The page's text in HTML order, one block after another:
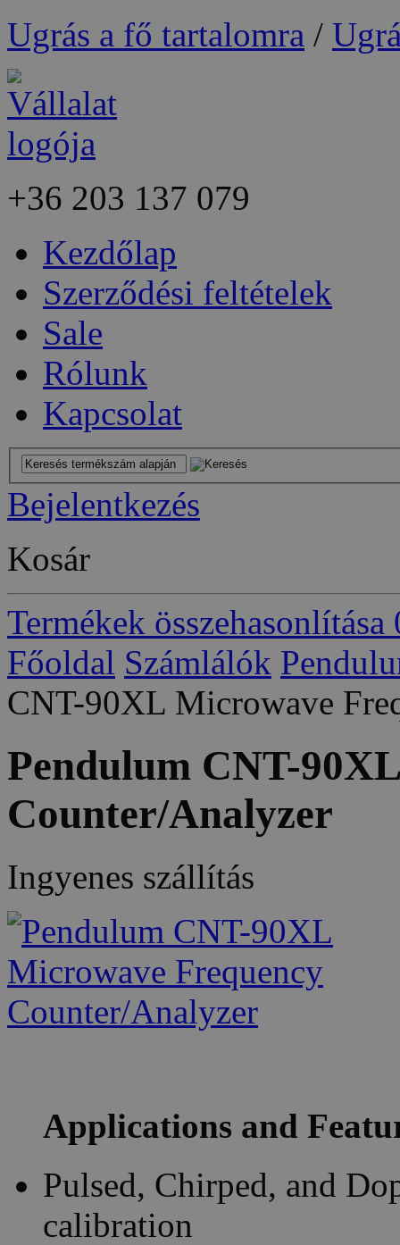
Ugrás a fő tartalomra /
+36 203 137 079
Kezdőlap
Szerződési feltételek
Sale
Rólunk
Kapcsolat
Bejelentkezés
Kosár
Termékek összehasonlítása
Főoldal Számlálók
CNT-90XL Microwave
Pendulum CNT-
Counter/Analyzer
Ingyenes szállítás
Applications and
Pulsed, Chirped, and
calibration